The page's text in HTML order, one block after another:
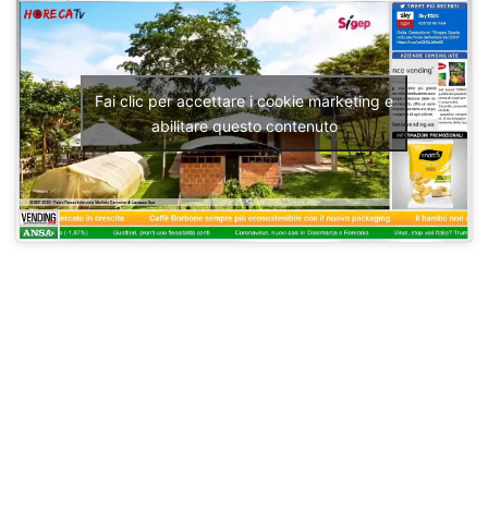
Fai clic per accettare i cookie marketing e
abilitare questo contenuto